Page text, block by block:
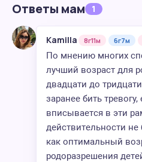
Ответы мам 1
Kamilla 8г11м 6г7м
По мнению многих
лучший возраст для
двадцати до
заранее бить
вписывается в эти
действительности не
как оптимальный
родоразрешения